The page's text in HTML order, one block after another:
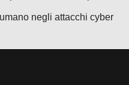
negli attacchi cyber